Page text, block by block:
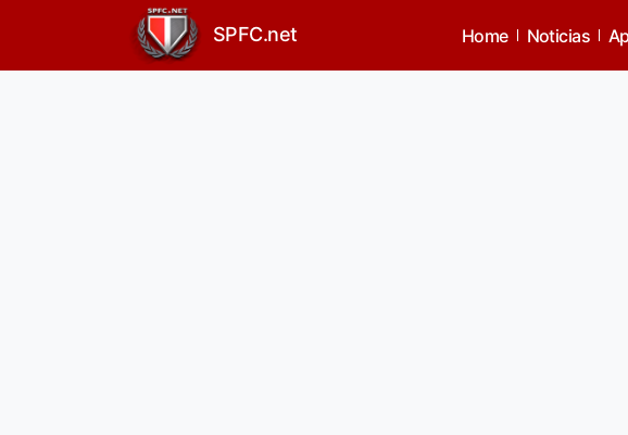
SPFC.net Home Noticias